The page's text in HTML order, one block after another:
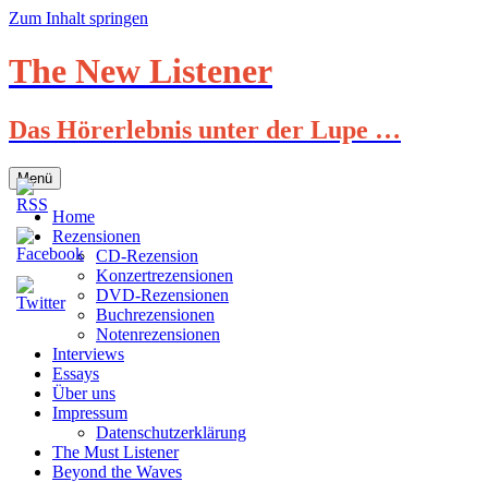
Zum Inhalt springen
The New Listener
Das Hörerlebnis unter der Lupe …
Menü
Home
Rezensionen
CD-Rezension
Konzertrezensionen
DVD-Rezensionen
Buchrezensionen
Notenrezensionen
Interviews
Essays
Über uns
Impressum
Datenschutzerklärung
The Must Listener
Beyond the Waves